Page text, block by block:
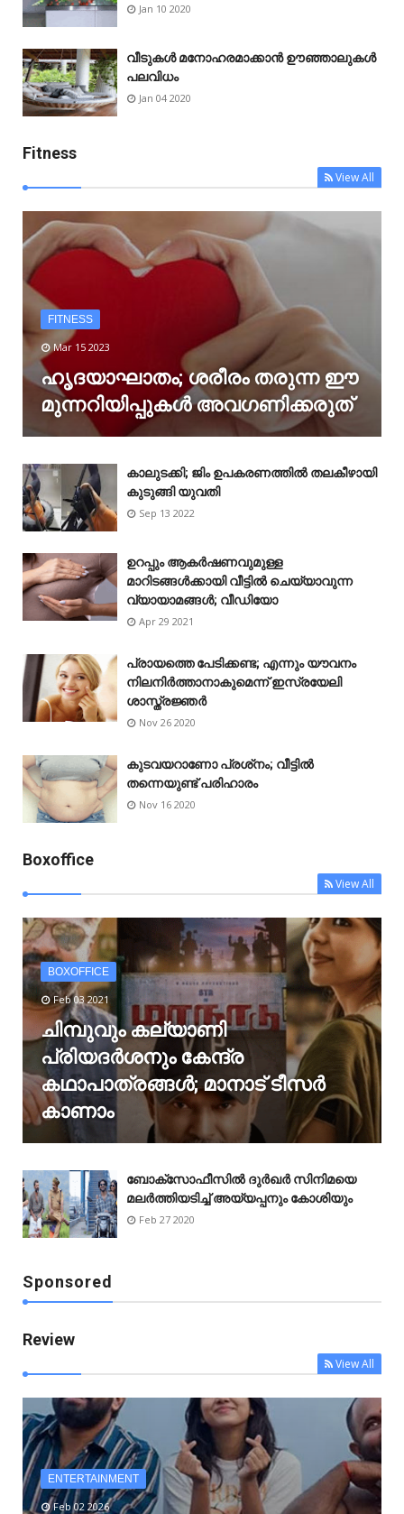
Jan 10 2020
വീടുകൾ മനോഹരമാക്കാൻ ഊഞ്ഞാലുകൾ
പലവിധം
Jan 04 2020
Fitness
View All
FITNESS
Mar 15 2023
ഹൃദയാഘാതം; ശരീരം തരുന്ന ഈ
മുന്നറിയിപ്പുകൾ അവഗണിക്കരുത്
കാലുടക്കി; ജിം ഉപകരണത്തിൽ തലകീഴായി
കുടുങ്ങി യുവതി
Sep 13 2022
ഉറപ്പും ആകർഷണവുമുള്ള
മാറിടങ്ങൾക്കായി വീട്ടിൽ ചെയ്യാവുന്ന
വ്യായാമങ്ങൾ; വീഡിയോ
Apr 29 2021
പ്രായത്തെ പേടിക്കണ്ട; എന്നും യൗവനം
നിലനിർത്താനാകുമെന്ന് ഇസ്രയേലി
ശാസ്ത്രജ്ഞർ
Nov 26 2020
കുടവയറാണോ പ്രശ്‌നം; വീട്ടിൽ
തന്നെയുണ്ട് പരിഹാരം
Nov 16 2020
Boxoffice
View All
BOXOFFICE
Feb 03 2021
ചിമ്പുവും കല്യാണി
പ്രിയദർശനും കേന്ദ്ര
കഥാപാത്രങ്ങൾ; മാനാട് ടീസർ
കാണാം
ബോക്‌സോഫീസിൽ ദുർഖർ സിനിമയെ
മലർത്തിയടിച്ച് അയ്യപ്പനും കോശിയും
Feb 27 2020
Sponsored
Review
View All
ENTERTAINMENT
Feb 02 2026